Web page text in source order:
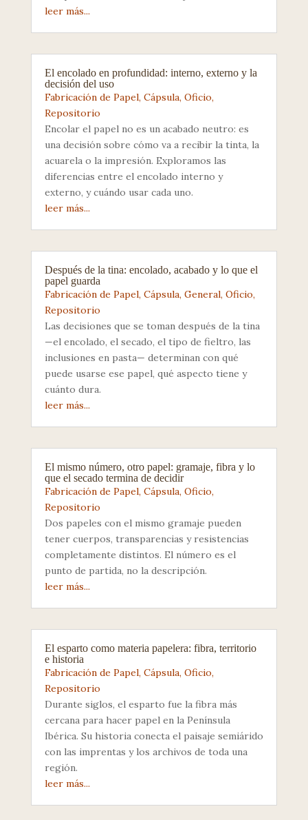
leer más...
El encolado en profundidad: interno, externo y la
decisión del uso
Fabricación de Papel, Cápsula, Oficio,
Repositorio
Encolar el papel no es un acabado neutro: es
una decisión sobre cómo va a recibir la tinta, la
acuarela o la impresión. Exploramos las
diferencias entre el encolado interno y
externo, y cuándo usar cada uno.
leer más...
Después de la tina: encolado, acabado y lo que el
papel guarda
Fabricación de Papel, Cápsula, General, Oficio,
Repositorio
Las decisiones que se toman después de la tina
—el encolado, el secado, el tipo de fieltro, las
inclusiones en pasta— determinan con qué
puede usarse ese papel, qué aspecto tiene y
cuánto dura.
leer más...
El mismo número, otro papel: gramaje, fibra y lo
que el secado termina de decidir
Fabricación de Papel, Cápsula, Oficio,
Repositorio
Dos papeles con el mismo gramaje pueden
tener cuerpos, transparencias y resistencias
completamente distintos. El número es el
punto de partida, no la descripción.
leer más...
El esparto como materia papelera: fibra, territorio
e historia
Fabricación de Papel, Cápsula, Oficio,
Repositorio
Durante siglos, el esparto fue la fibra más
cercana para hacer papel en la Península
Ibérica. Su historia conecta el paisaje semiárido
con las imprentas y los archivos de toda una
región.
leer más...